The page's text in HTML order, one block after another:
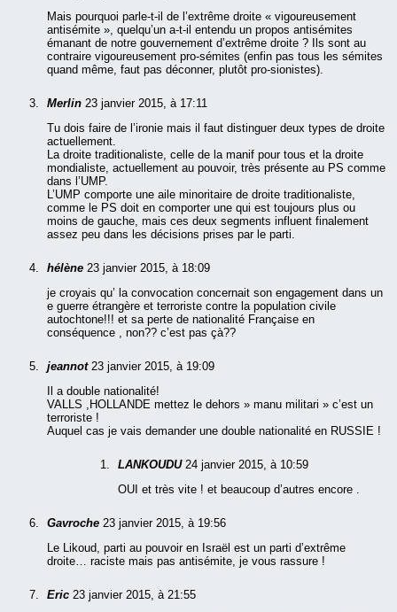
Mais pourquoi parle-t-il de l’extrême droite « vigoureusement
antisémite », quelqu’un a-t-il entendu un propos antisémites
émanant de notre gouvernement d’extrême droite ? Ils sont au
contraire vigoureusement pro-sémites (enfin pas tous les sémites
quand même, faut pas déconner, plutôt pro-sionistes).
Merlin 23 janvier 2015, à 17:11
Tu dois faire de l’ironie mais il faut distinguer deux types de droite
actuellement.
La droite traditionaliste, celle de la manif pour tous et la droite
mondialiste, actuellement au pouvoir, très présente au PS comme
dans l’UMP.
L’UMP comporte une aile minoritaire de droite traditionaliste,
comme le PS doit en comporter une qui est toujours plus ou
moins de gauche, mais ces deux segments influent finalement
assez peu dans les décisions prises par le parti.
hélène 23 janvier 2015, à 18:09
je croyais qu’ la convocation concernait son engagement dans un
e guerre étrangère et terroriste contre la population civile
autochtone!!! et sa perte de nationalité Française en
conséquence , non?? c’est pas çà??
jeannot 23 janvier 2015, à 19:09
Il a double nationalité!
VALLS ,HOLLANDE mettez le dehors » manu militari » c’est un
terroriste !
Auquel cas je vais demander une double nationalité en RUSSIE !
LANKOUDU 24 janvier 2015, à 10:59
OUI et très vite ! et beaucoup d’autres encore .
Gavroche 23 janvier 2015, à 19:56
Le Likoud, parti au pouvoir en Israël est un parti d’extrême
droite… raciste mais pas antisémite, je vous rassure !
Eric 23 janvier 2015, à 21:55